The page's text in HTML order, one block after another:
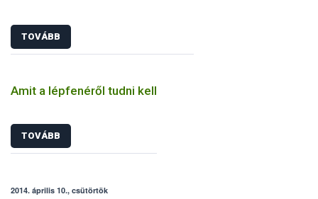
TOVÁBB
Amit a lépfenéről tudni kell
TOVÁBB
2014. április 10., csütörtök